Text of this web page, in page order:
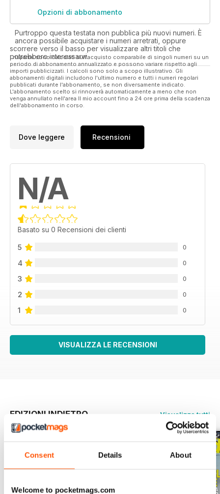
Consent Details About
Welcome to pocketmags.com
Opzioni di abbonamento
Purtroppo questa testata non pubblica più nuovi numeri. È
ancora possibile acquistare i numeri arretrati, oppure
scorrere verso il basso per visualizzare altri titoli che
potrebbero interessarvi.
I risparmi sono calcolati sull'acquisto comparabile di singoli numeri su un
periodo di abbonamento annualizzato e possono variare rispetto agli
importi pubblicizzati. I calcoli sono solo a scopo illustrativo. Gli
abbonamenti digitali includono l'ultimo numero e tutti i numeri regolari
pubblicati durante l'abbonamento, se non diversamente indicato.
L'abbonamento scelto si rinnoverà automaticamente a meno che non
venga annullato nell'area Il mio account fino a 24 ore prima della scadenza
dell'abbonamento in corso.
Dove leggere Recensioni
N/A
Basato su 0 Recensioni dei clienti
5 0
4 0
3 0
2 0
1 0
VISUALIZZA LE RECENSIONI
EDIZIONI INDIETRO Visualizza tutti